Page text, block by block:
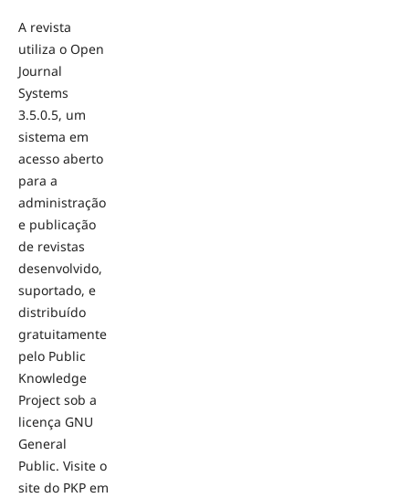
A revista
utiliza o Open
Journal
Systems
3.5.0.5, um
sistema em
acesso aberto
para a
administração
e publicação
de revistas
desenvolvido,
suportado, e
distribuído
gratuitamente
pelo Public
Knowledge
Project sob a
licença GNU
General
Public. Visite o
site do PKP em